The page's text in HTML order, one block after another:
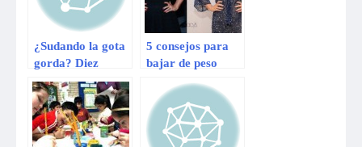
¿Sudando la gota
gorda? Diez
consejos para no
fracasar en el
gimnasio
5 consejos para
bajar de peso
Jessica Simpson